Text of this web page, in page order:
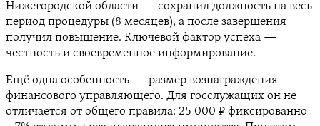
Нижегородской области — сохранил должность на весь
период процедуры (8 месяцев), а после завершения
получил повышение. Ключевой фактор успеха —
честность и своевременное информирование.
Ещё одна особенность — размер вознаграждения
финансового управляющего. Для госслужащих он не
отличается от общего правила: 25 000 ₽ фиксированно